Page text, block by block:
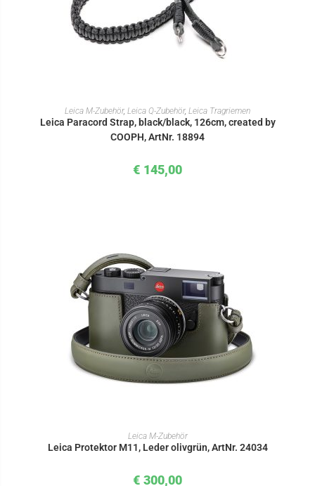
IN DEN WARENKORB
Leica M-Zubehör, Leica Q-Zubehör, Leica Tragriemen
Leica Paracord Strap, black/black, 126cm, created by
COOPH, ArtNr. 18894
€ 145,00
IN DEN WARENKORB
Leica M-Zubehör
Leica Protektor M11, Leder olivgrün, ArtNr. 24034
€ 300,00